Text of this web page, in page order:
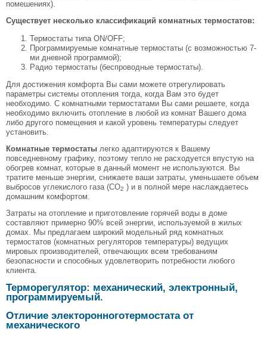
помешениях).
Существует несколько классификаций комнатных термостатов:
Термостаты типа ON/OFF;
Программируемые комнатные термостаты (с возможностью 7-
ми дневной программой);
Радио термостаты (беспроводные термостаты).
Для достижения комфорта Вы сами можете отрегулировать
параметры системы отопления тогда, когда Вам это будет
необходимо. С комнатными термостатами Вы сами решаете, когда
необходимо включить отопление в любой из комнат Вашего дома
либо другого помещения и какой уровень температуры следует
установить.
Комнатные термостаты легко адаптируются к Вашему
повседневному графику, поэтому тепло не расходуется впустую на
обогрев комнат, которые в данный момент не используются. Вы
тратите меньше энергии, снижаете ваши затраты, уменьшаете объем
выбросов углекислого газа (CO2 ) и в полной мере наслаждаетесь
домашним комфортом.
Затраты на отопление и приготовление горячей воды в доме
составляют примерно 90% всей энергии, используемой в жилых
домах. Мы предлагаем широкий модельный ряд комнатных
термостатов (комнатных регуляторов температуры) ведущих
мировых производителей, отвечающих всем требованиям
безопасности и способных удовлетворить потребности любого
клиента.
Терморегулятор: механический, электронный,
программируемый.
Отличие электоронноготермостата от
механического